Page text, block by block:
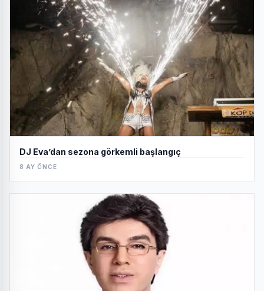
DJ Eva’dan sezona görkemli başlangıç
8 AY ÖNCE